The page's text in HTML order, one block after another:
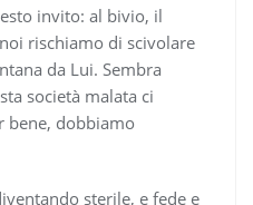
invito: al bivio, il
rischiamo di scivolare
da Lui. Sembra
società malata ci
bene, dobbiamo
sterile, e fede e